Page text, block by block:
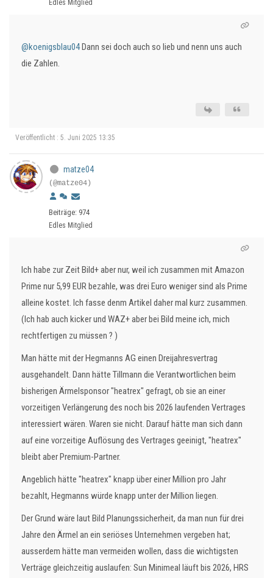
Edles Mitglied
@koenigsblau04Dann sei doch auch so lieb und nenn uns auch
die Zahlen.
Veröffentlicht : 5. Juni 2025 13:35
matze04
(@matze04)
Beiträge: 974
Edles Mitglied
Ich habe zur Zeit Bild+ aber nur, weil ich zusammen mit Amazon
Prime nur 5,99 EUR bezahle, was drei Euro weniger sind als Prime
alleine kostet. Ich fasse denm Artikel daher mal kurz zusammen.
(Ich hab auch kicker und WAZ+ aber bei Bild meine ich, mich
rechtfertigen zu müssen ? )
Man hätte mit der Hegmanns AG einen Dreijahresvertrag
ausgehandelt. Dann hätte Tillmann die Verantwortlichen beim
bisherigen Ärmelsponsor "heatrex" gefragt, ob sie an einer
vorzeitigen Verlängerung des noch bis 2026 laufenden Vertrages
interessiert wären. Waren sie nicht. Darauf hätte man sich dann
auf eine vorzeitige Auflösung des Vertrages geeinigt, "heatrex"
bleibt aber Premium-Partner.
Angeblich hätte "heatrex" knapp über einer Million pro Jahr
bezahlt, Hegmanns würde knapp unter der Million liegen.
Der Grund wäre laut Bild Planungssicherheit, da man nun für drei
Jahre den Ärmel an ein seriöses Unternehmen vergeben hat;
ausserdem hätte man vermeiden wollen, dass die wichtigsten
Verträge gleichzeitig auslaufen: Sun Minimeal läuft bis 2026, HRS